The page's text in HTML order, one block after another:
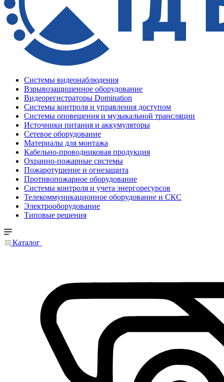
Системы видеонаблюдения
Взрывозащищенное оборудование
Видеорегистраторы Domination
Системы контроля и управления доступом
Системы оповещения и музыкальной трансляции
Источники питания и аккумуляторы
Сетевое оборудование
Материалы для монтажа
Кабельно-проводниковая продукция
Охранно-пожарные системы
Пожаротушение и огнезащита
Противопожарное оборудование
Системы контроля и учета энергоресурсов
Телекоммуникационное оборудование и СКС
Электрооборудование
Типовые решения
Каталог